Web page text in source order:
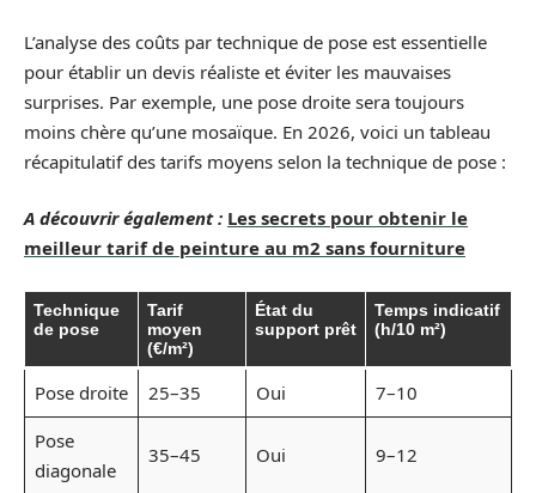
L’analyse des coûts par technique de pose est essentielle
pour établir un devis réaliste et éviter les mauvaises
surprises. Par exemple, une pose droite sera toujours
moins chère qu’une mosaïque. En 2026, voici un tableau
récapitulatif des tarifs moyens selon la technique de pose :
A découvrir également : Les secrets pour obtenir le
meilleur tarif de peinture au m2 sans fourniture
Technique
de pose
Tarif
moyen
(€/m²)
État du
support prêt
Temps indicatif
(h/10 m²)
Pose droite 25–35 Oui
7–10
Pose
diagonale
35–45 Oui 9–12